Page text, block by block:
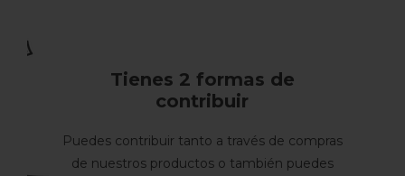
Tienes 2 formas de
contribuir
Puedes contribuir tanto a través de compras
de nuestros productos o también puedes